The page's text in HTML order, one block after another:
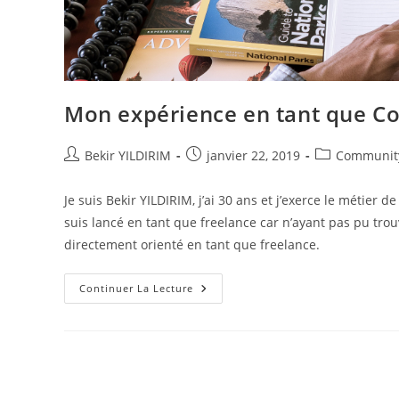
Mon expérience en tant que
Auteur/autrice
la
publication :
Bekir YILDIRIM
Publication
janvier 22, 2019
Post
Je suis Bekir YILDIRIM, j’ai 30 ans et j’exerce le
suis lancé en tant que freelance car n’ayant pas pu
directement orienté en tant que freelance.
Continuer La Lecture Mon
Expérience